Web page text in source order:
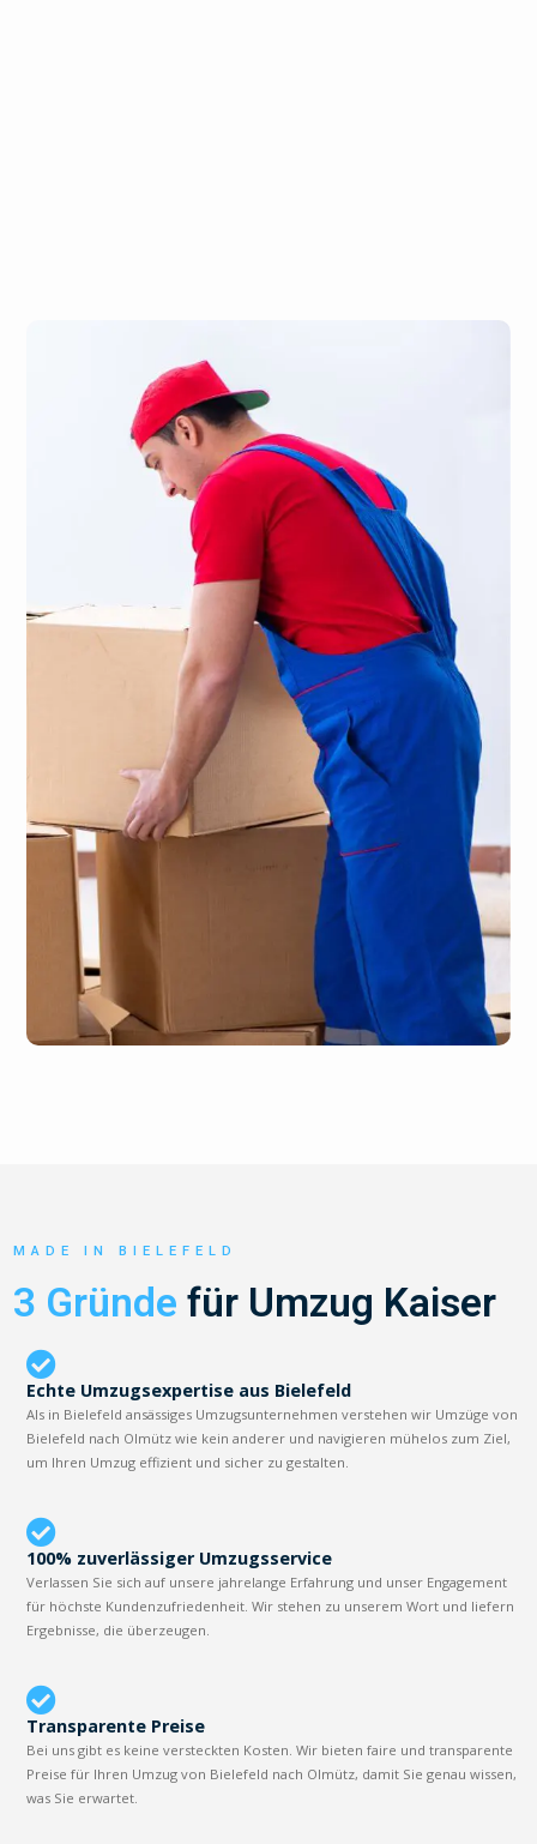
MADE IN BIELEFELD
3 Gründe für Umzug Kaiser
Echte Umzugsexpertise aus Bielefeld
Als in Bielefeld ansässiges Umzugsunternehmen verstehen wir Umzüge von
Bielefeld nach Olmütz wie kein anderer und navigieren mühelos zum Ziel,
um Ihren Umzug effizient und sicher zu gestalten.
100% zuverlässiger Umzugsservice
Verlassen Sie sich auf unsere jahrelange Erfahrung und unser Engagement
für höchste Kundenzufriedenheit. Wir stehen zu unserem Wort und liefern
Ergebnisse, die überzeugen.
Transparente Preise
Bei uns gibt es keine versteckten Kosten. Wir bieten faire und transparente
Preise für Ihren Umzug von Bielefeld nach Olmütz, damit Sie genau wissen,
was Sie erwartet.